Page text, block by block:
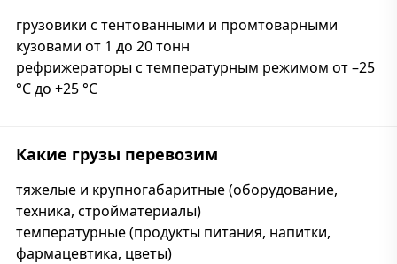
грузовики с тентованными и промтоварными
кузовами от 1 до 20 тонн
рефрижераторы с температурным режимом от –25
°C до +25 °C
Какие грузы перевозим
тяжелые и крупногабаритные (оборудование,
техника, стройматериалы)
температурные (продукты питания, напитки,
фармацевтика, цветы)